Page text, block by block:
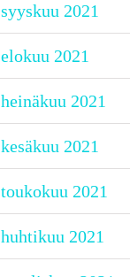
syyskuu 2021
elokuu 2021
heinäkuu 2021
kesäkuu 2021
toukokuu 2021
huhtikuu 2021